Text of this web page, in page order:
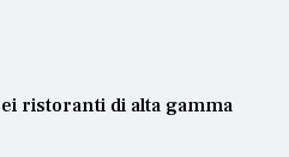
ristoranti di alta gamma